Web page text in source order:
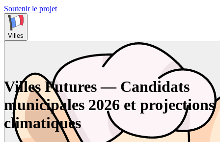
Soutenir le projet
Villes
Villes Futures — Candidats
municipales 2026 et projections
climatiques